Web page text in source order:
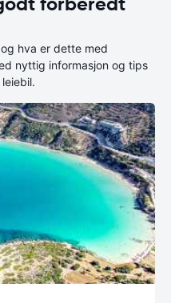
hva er dette med
nyttig informasjon og tips